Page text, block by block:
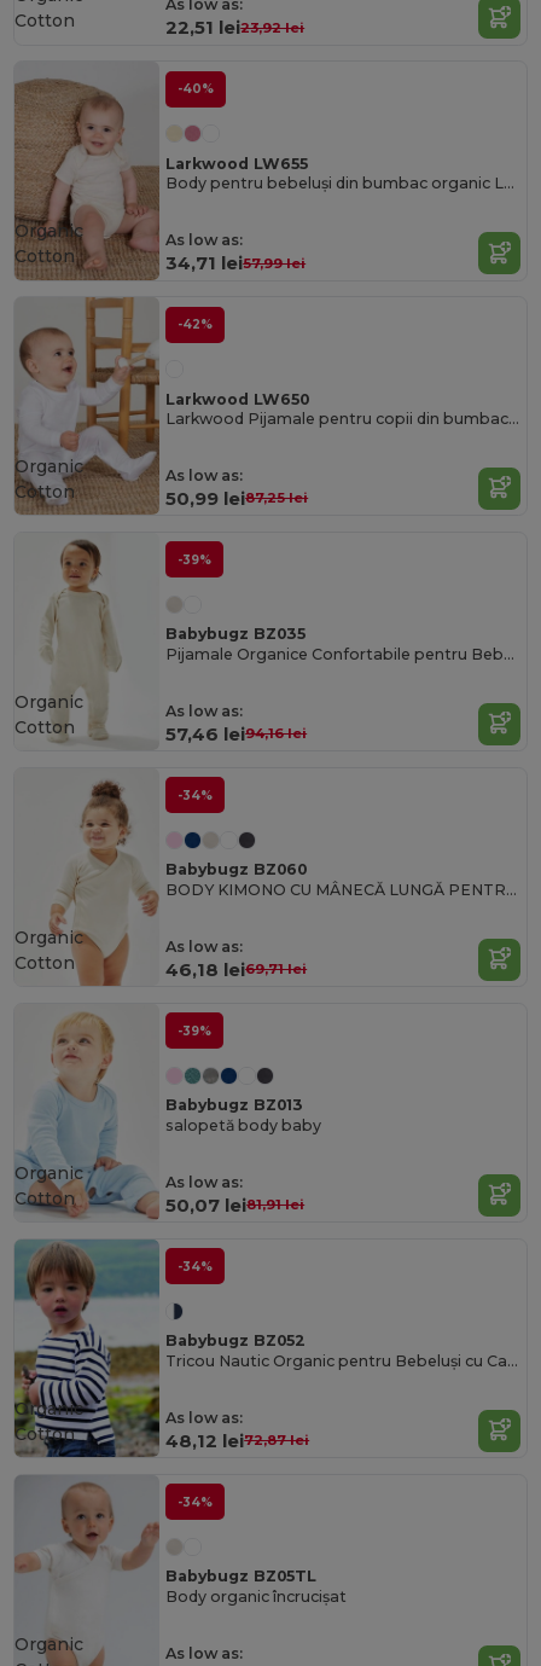
As low as:
22,51 lei23,92 lei
Cotton
-40%
Larkwood LW655
Body pentru bebeluși din bumbac organic Larkwood
As low as:
34,71 lei57,99 lei
Organic
Cotton
-42%
Larkwood LW650
Larkwood Pijamale pentru copii din bumbac organic Larkwood
As low as:
50,99 lei87,25 lei
Organic
Cotton
-39%
Babybugz BZ035
Pijamale Organice Confortabile pentru Bebeluși cu Picioare și Mănuși
As low as:
57,46 lei94,16 lei
Organic
Cotton
-34%
Babybugz BZ060
BODY KIMONO CU MÂNECĂ LUNGĂ PENTRU BEBELUȘI
As low as:
46,18 lei69,71 lei
Organic
Cotton
-39%
Babybugz BZ013
salopetă body baby
As low as:
50,07 lei81,91 lei
Organic
Cotton
-34%
Babybugz BZ052
Tricou Nautic Organic pentru Bebeluși cu Capse Ușoare
As low as:
48,12 lei72,87 lei
Organic
Cotton
-34%
Babybugz BZ05TL
Body organic încrucișat
As low as:
Organic